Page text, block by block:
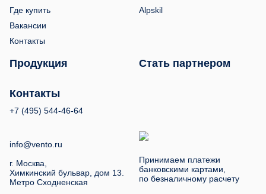
Где купить
Вакансии
Контакты
Alpskil
Продукция Стать партнером
Контакты
+7 (495) 544-46-64
info@vento.ru
г. Москва,
Химкинский бульвар, дом 13.
Метро Сходненская
Принимаем платежи
банковскими картами,
по безналичному расчету